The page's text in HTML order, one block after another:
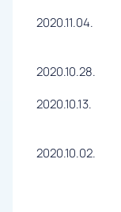
2020.11.04.
2020.10.28.
2020.10.13.
2020.10.02.